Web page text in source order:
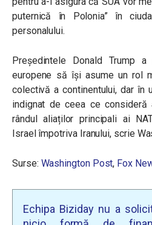
puternică în Polonia” în
personalului.
Președintele Donald Trump
europene să își asume un rol
colectivă a continentului, dar în
indignat de ceea ce
rândul aliaților principali ai
Israel împotriva Iranului, scrie
Surse: Washington Post, Fox
Echipa Biziday nu a